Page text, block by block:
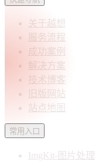
关于越想
服务流程
成功案例
解决方案
技术博客
旧版网站
站点地图
常用入口
ImgKit-图片处理